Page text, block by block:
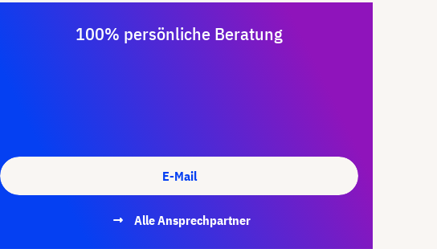
100% persönliche Beratung
E-Mail
Alle Ansprechpartner